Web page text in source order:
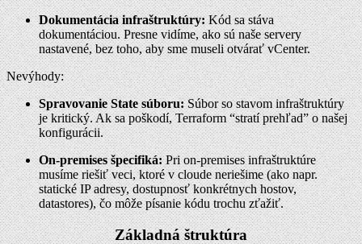
Dokumentácia infraštruktúry:Kód sa stáva
dokumentáciou. Presne vidíme, ako sú naše servery
nastavené, bez toho, aby sme museli otvárať vCenter.
Nevýhody:
Spravovanie State súboru:Súbor so stavom infraštruktúry
je kritický. Ak sa poškodí, Terraform “stratí prehľad” o našej
konfigurácii.
On-premises špecifiká:Pri on-premises infraštruktúre
musíme riešiť veci, ktoré v cloude neriešime (ako napr.
statické IP adresy, dostupnosť konkrétnych hostov,
datastores), čo môže písanie kódu trochu zťažiť.
Základná štruktúra